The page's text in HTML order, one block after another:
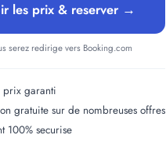
les prix & reserver →
serez redirige vers Booking.com
prix garanti
gratuite sur de nombreuses offres
100% securise